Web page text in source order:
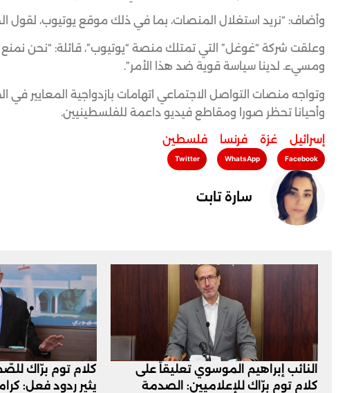
وأضاف: “نريد استغلال المنصات، بما في ذلك موقع يوتيوب،
وعلقت شركة “غوغل” التي تمتلك منصة “يوتيوب”، قائلة: “نحن
ومسيء. لدينا سياسة قوية ضد هذا الأمر”.
وتواجه منصات التواصل الاجتماعي اتهامات بازدواجية المعايير في
وأحيانا تحظر صورا ومقاطع فيديو داعمة للفلسطينيين.
إسرائيل غزة فرنسا فلسطين
Facebook
WhatsApp
Twitter
سارة تابت
النائب إبراهيم الموسوي تعليقاً على
كلام توم برّاك للإعلاميين: الصدمة
كلام توم برّاك
يثير ردود فعل: